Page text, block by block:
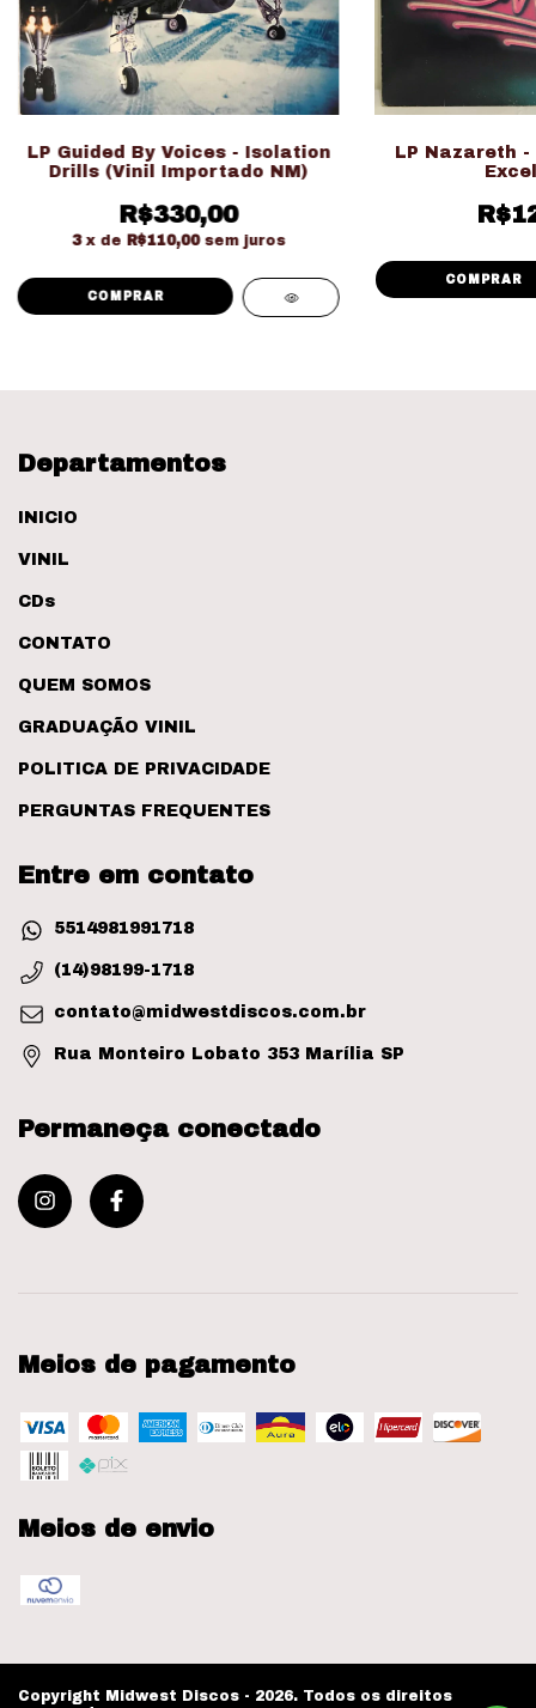
LP Guided By Voices - Isolation
Drills (Vinil Importado NM)
R$330,00
3 x de R$110,00 sem juros
LP Nazareth
Departamentos
INICIO
VINIL
CDs
CONTATO
QUEM SOMOS
GRADUAÇÃO VINIL
POLITICA DE PRIVACIDADE
PERGUNTAS FREQUENTES
Entre em contato
5514981991718
(14)98199-1718
contato@midwestdiscos.com.br
Rua Monteiro Lobato 353 Marília SP
Permaneça conectado
Meios de pagamento
Meios de envio
Copyright Midwest Discos - 2026. Todos os direitos